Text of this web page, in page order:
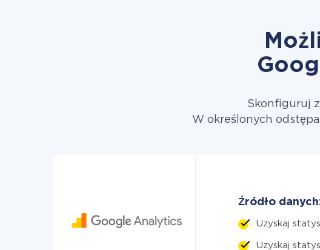
Skonfiguruj
W określonych
Źródło
Uzyskaj
Uzyskaj